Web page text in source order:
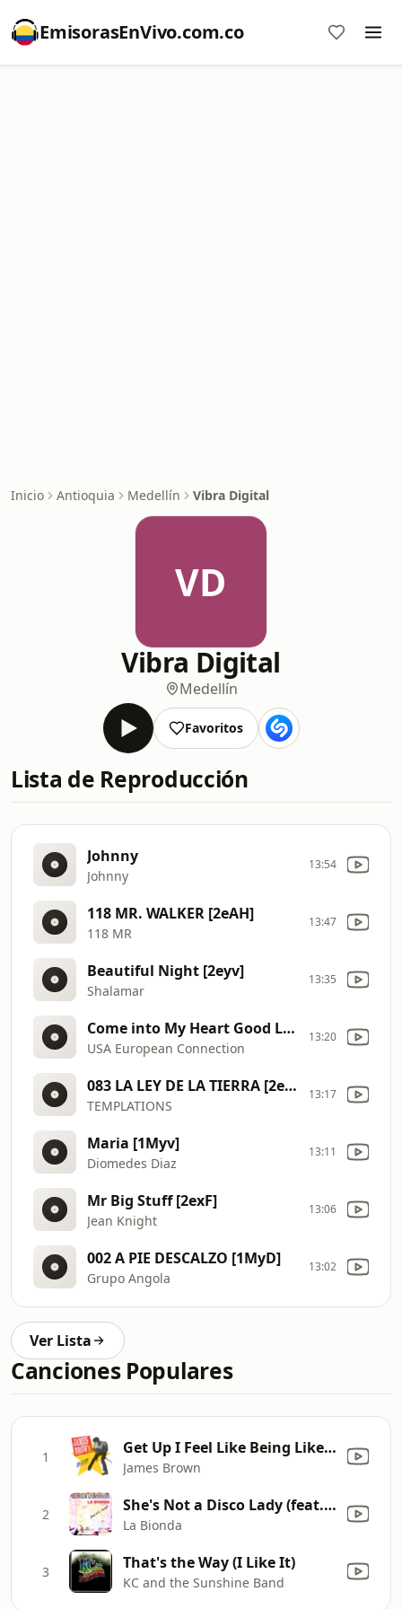
EmisorasEnVivo.com.co
Inicio Antioquia Medellín Vibra Digital
VD
Vibra Digital
Medellín
Favoritos
Lista de Reproducción
Johnny
Johnny
13:54
118 MR. WALKER [2eAH]
118 MR
13:47
Beautiful Night [2eyv]
Shalamar
13:35
Come into My Heart Good Loving [2eyI]
USA European Connection
13:20
083 LA LEY DE LA TIERRA [2eA8]
TEMPLATIONS
13:17
Maria [1Myv]
Diomedes Diaz
13:11
Mr Big Stuff [2exF]
Jean Knight
13:06
002 A PIE DESCALZO [1MyD]
Grupo Angola
13:02
Ver Lista
Canciones Populares
1 Get Up I Feel Like Being Like A Sex Machine, Pts. 1 & 2
James Brown
2 She's Not a Disco Lady (feat. D.D. Sound) [High Energy]
La Bionda
3 That's the Way (I Like It)
KC and the Sunshine Band